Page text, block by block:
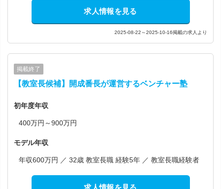
求人情報を見る
2025-08-22～2025-10-16掲載の求人より
掲載終了
【教室長候補】開成番長が運営するベンチャー塾
初年度年収
400万円～900万円
モデル年収
年収600万円 ／ 32歳 教室長職 経験5年 ／ 教室長職経験者
求人情報を見る